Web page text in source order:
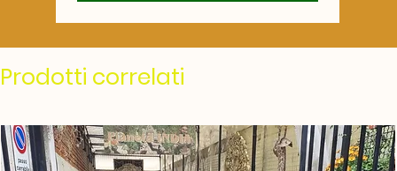
Prodotti correlati